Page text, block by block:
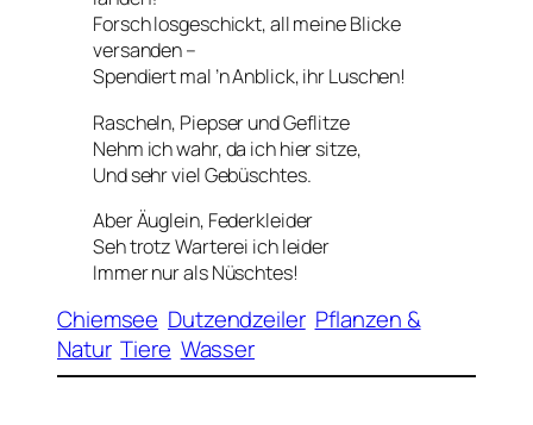
Forsch losgeschickt, all meine Blicke
versanden –
Spendiert mal ’n Anblick, ihr Luschen!
Rascheln, Piepser und Geflitze
Nehm ich wahr, da ich hier sitze,
Und sehr viel Gebüschtes.
Aber Äuglein, Federkleider
Seh trotz Warterei ich leider
Immer nur als Nüschtes!
Chiemsee Dutzendzeiler Pflanzen &
Natur Tiere Wasser